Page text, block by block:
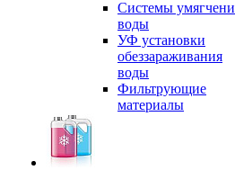
Системы
воды
УФ установки
обеззараживания
воды
Фильтрующие
материалы